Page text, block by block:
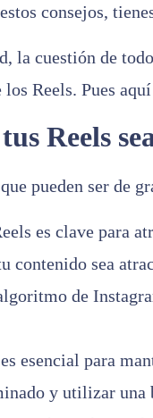
consejos,
la cuestión de
los Reels. Pues
Reels
que pueden ser de
es clave para
contenido sea
de
es esencial para
y utilizar una